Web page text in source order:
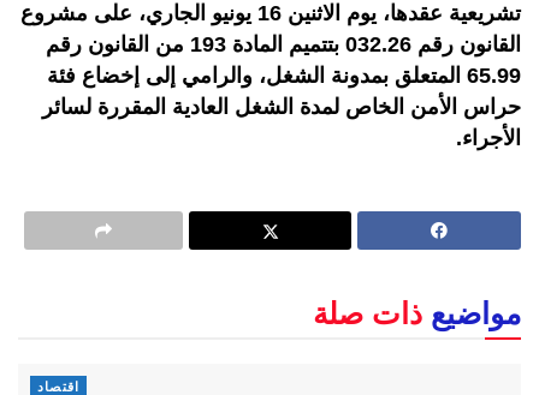
تشريعية عقدها، يوم الاثنين 16 يونيو الجاري، على مشروع
القانون رقم 032.26 بتتميم المادة 193 من القانون رقم
65.99 المتعلق بمدونة الشغل، والرامي إلى إخضاع فئة
حراس الأمن الخاص لمدة الشغل العادية المقررة لسائر
الأجراء.
مواضيع ذات صلة
اقتصاد